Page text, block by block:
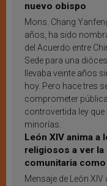
nuevo obispo
Mons. Chang
años, ha sido
del Acuerdo entre
Sede para una
llevaba veinte años
hoy. Pero hace tres
comprometer
controvertida ley
minorías.
León XIV anima a
religiosos a ver la
comunitaria
inspiración y
Mensaje de León XIV